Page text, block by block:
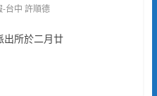
-台中 許順德
出所於二月廿